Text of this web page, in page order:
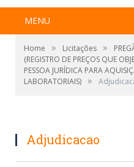
MENU
Home » Licitações »
(REGISTRO DE PREÇOS QUE
PESSOA JURÍDICA PARA
LABORATORIAIS) »
Adjudicacao